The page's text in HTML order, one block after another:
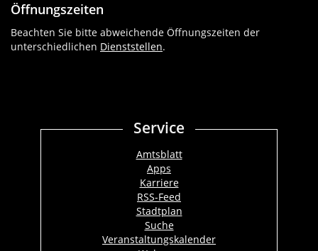
Öffnungszeiten
Beachten Sie bitte abweichende Öffnungszeiten der
unterschiedlichen Dienststellen.
Service
Amtsblatt
Apps
Karriere
RSS-Feed
Stadtplan
Suche
Veranstaltungskalender